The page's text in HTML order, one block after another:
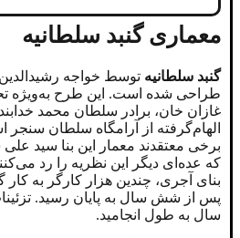
معماری گنبد سلطانیه
گنبد سلطانیه توسط خواجه
طراحی شده است. این طرح به‌ویژه
غازان خان، برادر سلطان محمد
الهام‌گرفته از آرامگاه سلطان سنجر
برخی معتقدند معمار این بنا سید علی
که عده‌ای دیگر این نظریه را رد
بنای آجری، چندین هزار کارگر به کار
پس از شش سال به پایان رسید.
سال به طول انجامید.